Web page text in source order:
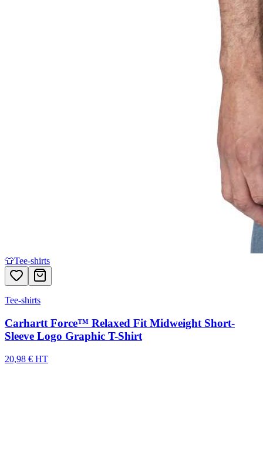
👕Tee-shirts
Tee-shirts
Carhartt Force™ Relaxed Fit Midweight Short-
Sleeve Logo Graphic T-Shirt
20,98 € HT